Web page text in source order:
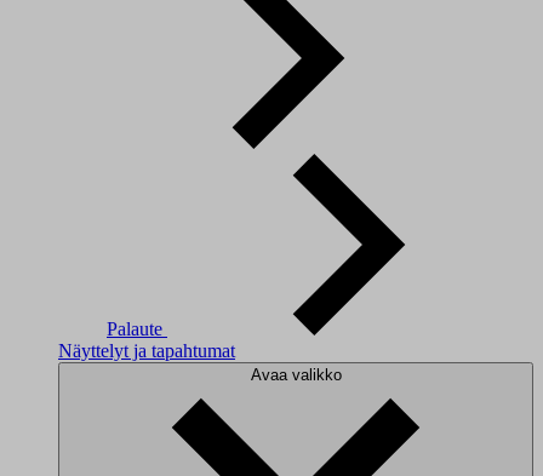
Palaute
Näyttelyt ja tapahtumat
Avaa valikko